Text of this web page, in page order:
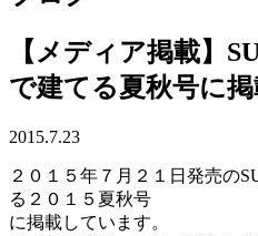
【メディア掲載】
で建てる夏秋号に
2015.7.23
２０１５年７月２１日発売の
る２０１５夏秋号
に掲載しています。